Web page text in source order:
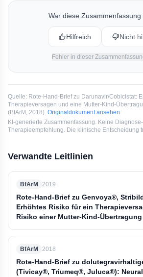
laut Rote-Hand-Brief für schwangere
War diese Zusammenfassung
Hilfreich Nicht
Fehler in dieser
Quelle: Rote-Hand-Brief zu Darunavir/Cobicistat:
Therapieversagen und eine Mutter-Kind-
(BfArM , 2018). Originaldokument ansehen
KI-generierte Zusammenfassung. Keine
Therapieempfehlung. Die klinische Entscheidung
Verwandte Leitlinien
BfArM 2019
Rote-Hand-Brief zu Genvoya®,
Erhöhtes Risiko für ein
Risiko einer Mutter-Kind-
BfArM 2018
Rote-Hand-Brief zu
(Tivicay®, Triumeq®, Juluca®):